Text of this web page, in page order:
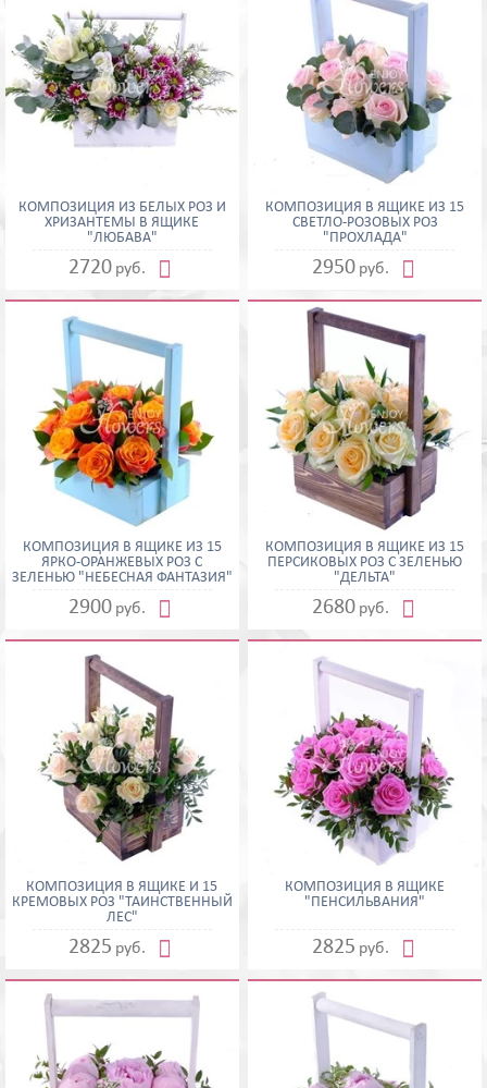
КОМПОЗИЦИЯ ИЗ БЕЛЫХ РОЗ И
ХРИЗАНТЕМЫ В ЯЩИКЕ
"ЛЮБАВА"
2720 руб. 
КОМПОЗИЦИЯ В ЯЩИКЕ ИЗ 15
СВЕТЛО-РОЗОВЫХ РОЗ
"ПРОХЛАДА"
2950 руб. 
КОМПОЗИЦИЯ В ЯЩИКЕ ИЗ 15
ЯРКО-ОРАНЖЕВЫХ РОЗ С
ЗЕЛЕНЬЮ "НЕБЕСНАЯ ФАНТАЗИЯ"
2900 руб. 
КОМПОЗИЦИЯ В ЯЩИКЕ ИЗ 15
ПЕРСИКОВЫХ РОЗ С ЗЕЛЕНЬЮ
"ДЕЛЬТА"
2680 руб. 
КОМПОЗИЦИЯ В ЯЩИКЕ И 15
КРЕМОВЫХ РОЗ "ТАИНСТВЕННЫЙ
ЛЕС"
2825 руб. 
КОМПОЗИЦИЯ В ЯЩИКЕ
"ПЕНСИЛЬВАНИЯ"
2825 руб. 